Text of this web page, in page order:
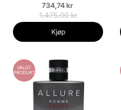
734,74 kr
1.475,00 kr
Kjøp
VALGT
PRODUKT